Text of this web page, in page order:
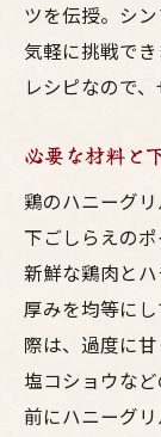
ツを伝授。シ
気軽に挑戦で
レシピなので
必要な材料と
鶏のハニーグ
下ごしらえのポ
新鮮な鶏肉と
厚みを均等に
際は、過度に
塩コショウな
前にハニーグ